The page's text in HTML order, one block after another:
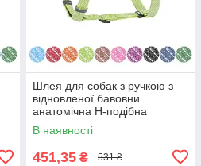
Шлея для собак з ручкою з
відновленої бавовни
анатомічна Н-подібна
WAUDOG Re-cotton з QR
паспортом,
В наявності
451,35 ₴ 531 ₴